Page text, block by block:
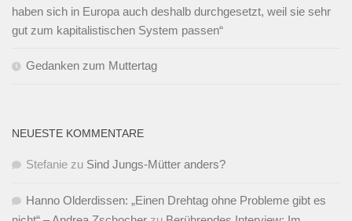
haben sich in Europa auch deshalb durchgesetzt, weil sie sehr
gut zum kapitalistischen System passen“
Gedanken zum Muttertag
NEUESTE KOMMENTARE
Stefanie zu Sind Jungs-Mütter anders?
Hanno Olderdissen: „Einen Drehtag ohne Probleme gibt es